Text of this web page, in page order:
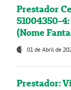
Prestador
51004350-
(Nome
01 de Abril de
Prestador: